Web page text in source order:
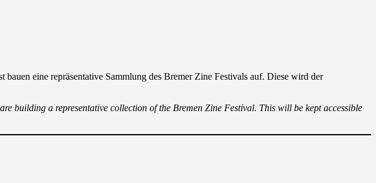
eine repräsentative Sammlung des Bremer Zine Festivals auf. Diese wird der
building a representative collection of the Bremen Zine Festival. This will be kept accessible